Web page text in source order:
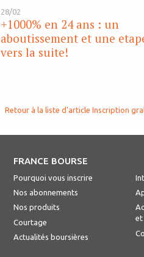
28/02
+1000% en 24 ans : un
aboutissement et une
vers la suite!
Retour à la liste d'article Inscription
FRANCE BOURSE
Pourquoi vous inscrire
Nos abonnements
Nos produits
Courtage
Actualités boursières
et